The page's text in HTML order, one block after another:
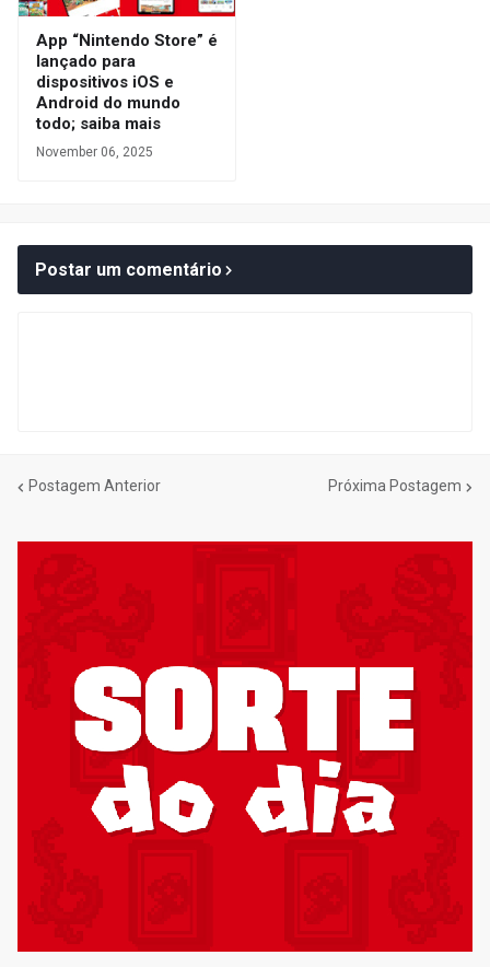
App “Nintendo Store” é
lançado para
dispositivos iOS e
Android do mundo
todo; saiba mais
November 06, 2025
Postar um comentário
Postagem Anterior Próxima Postagem